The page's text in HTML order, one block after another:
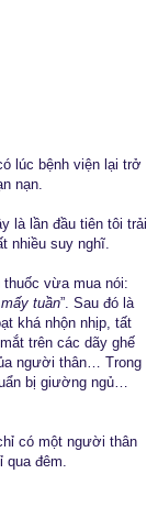
lúc bệnh viện lại trở
nạn.
là lần đầu tiên tôi trải
nhiều suy nghĩ.
vừa mua nói:
tuần”. Sau đó là
khá nhộn nhịp, tất
trên các dãy ghế
người thân… Trong
bị giường ngủ…
có một người thân
qua đêm.